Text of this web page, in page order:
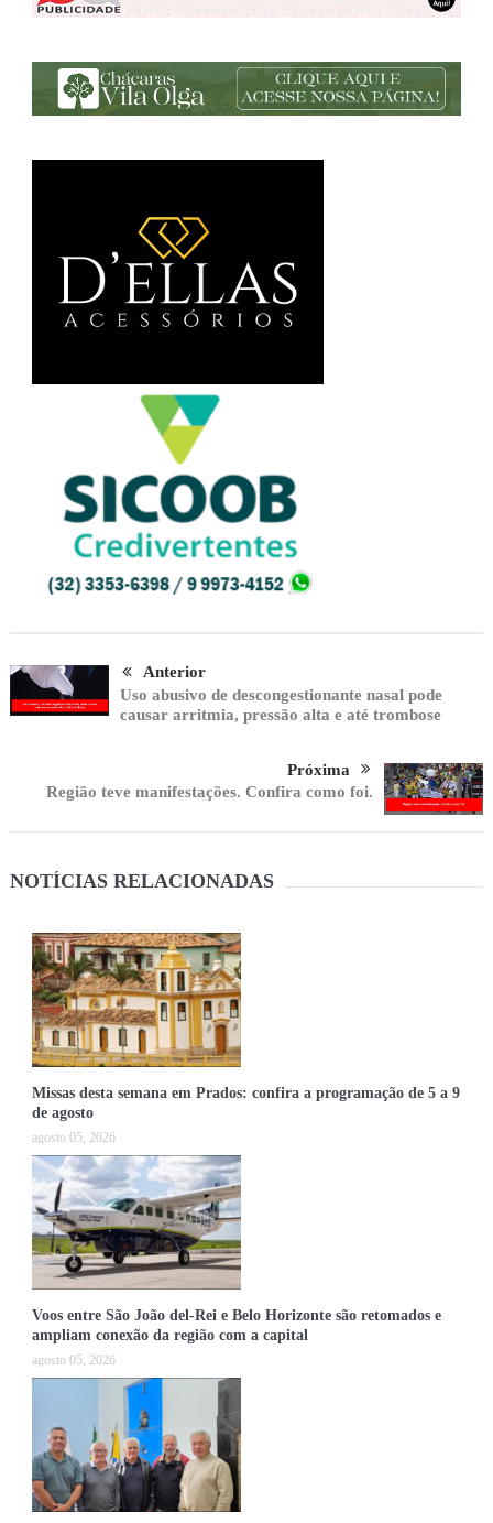
Anterior
Uso abusivo de descongestionante nasal pode
causar arritmia, pressão alta e até trombose
Próxima
Região teve manifestações. Confira como foi.
NOTÍCIAS RELACIONADAS
Missas desta semana em Prados: confira a programação de 5 a 9
de agosto
agosto 05, 2026
Voos entre São João del-Rei e Belo Horizonte são retomados e
ampliam conexão da região com a capital
agosto 05, 2026